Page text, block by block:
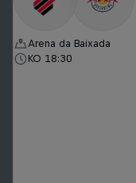
Arena da Baixada
KO 18:30